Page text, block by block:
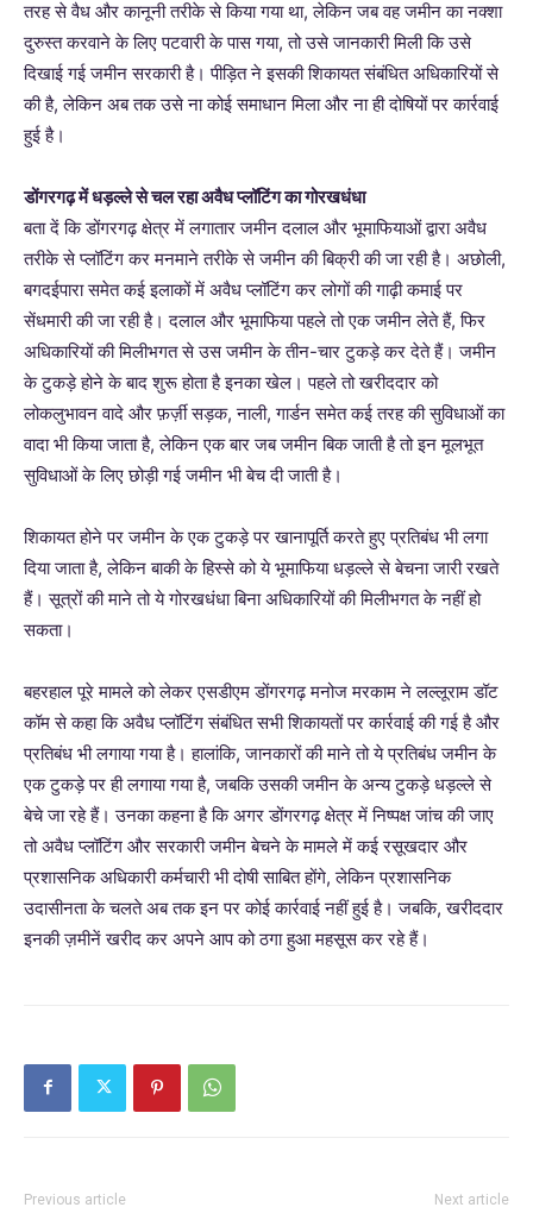
तरह से वैध और कानूनी तरीके से किया गया था, लेकिन जब वह जमीन का नक्शा
दुरुस्त करवाने के लिए पटवारी के पास गया, तो उसे जानकारी मिली कि उसे
दिखाई गई जमीन सरकारी है। पीड़ित ने इसकी शिकायत संबंधित अधिकारियों से
की है, लेकिन अब तक उसे ना कोई समाधान मिला और ना ही दोषियों पर कार्रवाई
हुई है।
डोंगरगढ़ में धड़ल्ले से चल रहा अवैध प्लॉटिंग का गोरखधंधा
बता दें कि डोंगरगढ़ क्षेत्र में लगातार जमीन दलाल और भूमाफियाओं द्वारा अवैध
तरीके से प्लॉटिंग कर मनमाने तरीके से जमीन की बिक्री की जा रही है। अछोली,
बगदईपारा समेत कई इलाकों में अवैध प्लॉटिंग कर लोगों की गाढ़ी कमाई पर
सेंधमारी की जा रही है। दलाल और भूमाफिया पहले तो एक जमीन लेते हैं, फिर
अधिकारियों की मिलीभगत से उस जमीन के तीन-चार टुकड़े कर देते हैं। जमीन
के टुकड़े होने के बाद शुरू होता है इनका खेल। पहले तो खरीददार को
लोकलुभावन वादे और फ़र्ज़ी सड़क, नाली, गार्डन समेत कई तरह की सुविधाओं का
वादा भी किया जाता है, लेकिन एक बार जब जमीन बिक जाती है तो इन मूलभूत
सुविधाओं के लिए छोड़ी गई जमीन भी बेच दी जाती है।
शिकायत होने पर जमीन के एक टुकड़े पर खानापूर्ति करते हुए प्रतिबंध भी लगा
दिया जाता है, लेकिन बाकी के हिस्से को ये भूमाफिया धड़ल्ले से बेचना जारी रखते
हैं। सूत्रों की माने तो ये गोरखधंधा बिना अधिकारियों की मिलीभगत के नहीं हो
सकता।
बहरहाल पूरे मामले को लेकर एसडीएम डोंगरगढ़ मनोज मरकाम ने लल्लूराम डॉट
कॉम से कहा कि अवैध प्लॉटिंग संबंधित सभी शिकायतों पर कार्रवाई की गई है और
प्रतिबंध भी लगाया गया है। हालांकि, जानकारों की माने तो ये प्रतिबंध जमीन के
एक टुकड़े पर ही लगाया गया है, जबकि उसकी जमीन के अन्य टुकड़े धड़ल्ले से
बेचे जा रहे हैं। उनका कहना है कि अगर डोंगरगढ़ क्षेत्र में निष्पक्ष जांच की जाए
तो अवैध प्लॉटिंग और सरकारी जमीन बेचने के मामले में कई रसूखदार और
प्रशासनिक अधिकारी कर्मचारी भी दोषी साबित होंगे, लेकिन प्रशासनिक
उदासीनता के चलते अब तक इन पर कोई कार्रवाई नहीं हुई है। जबकि, खरीददार
इनकी ज़मीनें खरीद कर अपने आप को ठगा हुआ महसूस कर रहे हैं।
Previous article Next article